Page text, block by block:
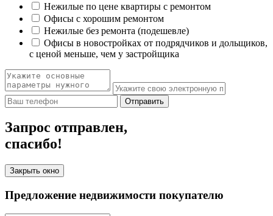
Нежилые по цене квартиры с ремонтом
Офисы с хорошим ремонтом
Нежилые без ремонта (подешевле)
Офисы в новостройках от подрядчиков и дольщиков,
с ценой меньше, чем у застройщика
Отправить
Запрос отправлен,
спасибо!
Закрыть окно
Предложение недвижимости покупателю